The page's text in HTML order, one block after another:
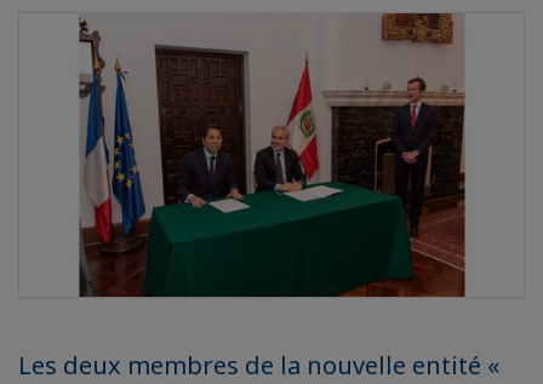
Les deux membres de la nouvelle entité «